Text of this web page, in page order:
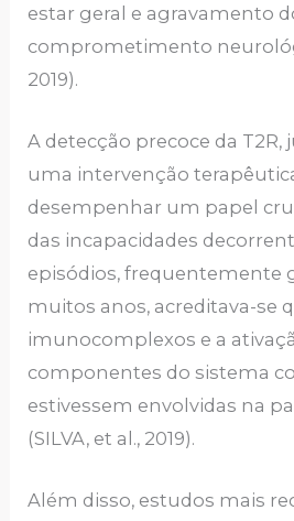
estar geral e agravamento
comprometimento
2019).
A detecção precoce da
uma intervenção
desempenhar um papel
das incapacidades
episódios, frequentemente
muitos anos, acreditava-se
imunocomplexos e a
componentes do sistema
estivessem envolvidas na
(SILVA, et al., 2019).
Além disso, estudos mais